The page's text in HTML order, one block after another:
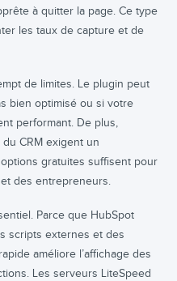
à quitter la page. Ce type
les taux de capture et de
de limites. Le plugin peut
bien optimisé ou si votre
performant. De plus,
CRM exigent un
gratuites suffisent pour
des entrepreneurs.
Parce que HubSpot
scripts externes et des
améliore l’affichage des
Les serveurs LiteSpeed